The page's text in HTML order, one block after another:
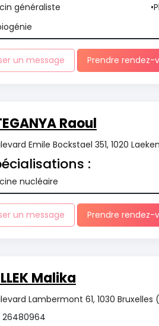
généraliste
un message Prendre rendez-
Raoul
Emile Bockstael 351, 1020
:
nucléaire
un message Prendre rendez-
Malika
Lambermont 61, 1030
26480964